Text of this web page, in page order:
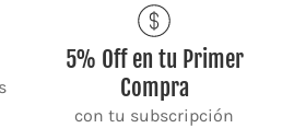
5% Off en tu Primer
Compra
con tu subscripción